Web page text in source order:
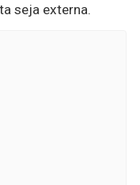
seja externa.